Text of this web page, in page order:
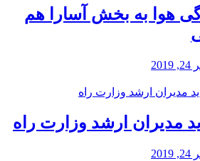
هوا به بخش آسارا هم
مدیران ارشد وزارت راه